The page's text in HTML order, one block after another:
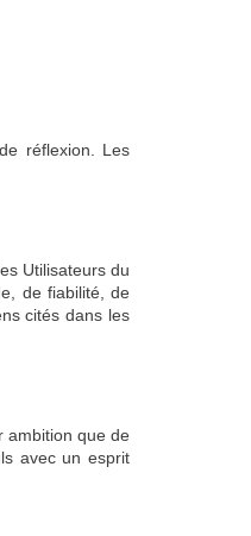
réflexion. Les
Utilisateurs du
de fiabilité, de
cités dans les
ambition que de
avec un esprit